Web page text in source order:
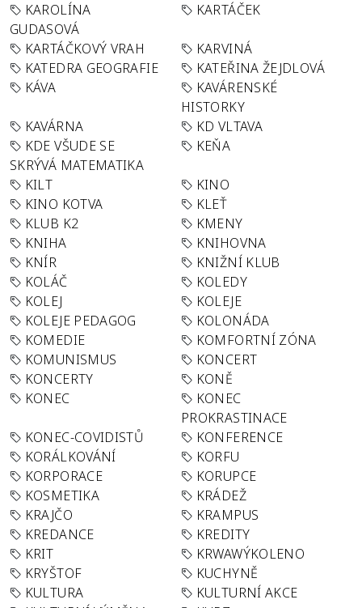
KAROLÍNA
GUDASOVÁ
KARTÁČEK
KARTÁČKOVÝ VRAH
KARVINÁ
KATEDRA GEOGRAFIE
KATEŘINA ŽEJDLOVÁ
KÁVA
KAVÁRENSKÉ
HISTORKY
KAVÁRNA
KD VLTAVA
KDE VŠUDE SE
SKRÝVÁ MATEMATIKA
KEŇA
KILT
KINO
KINO KOTVA
KLEŤ
KLUB K2
KMENY
KNIHA
KNIHOVNA
KNÍR
KNIŽNÍ KLUB
KOLÁČ
KOLEDY
KOLEJ
KOLEJE
KOLEJE PEDAGOG
KOLONÁDA
KOMEDIE
KOMFORTNÍ ZÓNA
KOMUNISMUS
KONCERT
KONCERTY
KONĚ
KONEC
KONEC
PROKRASTINACE
KONEC-COVIDISTŮ
KONFERENCE
KORÁLKOVÁNÍ
KORFU
KORPORACE
KORUPCE
KOSMETIKA
KRÁDEŽ
KRAJČO
KRAMPUS
KREDANCE
KREDITY
KRIT
KRWAWÝKOLENO
KRYŠTOF
KUCHYNĚ
KULTURA
KULTURNÍ AKCE